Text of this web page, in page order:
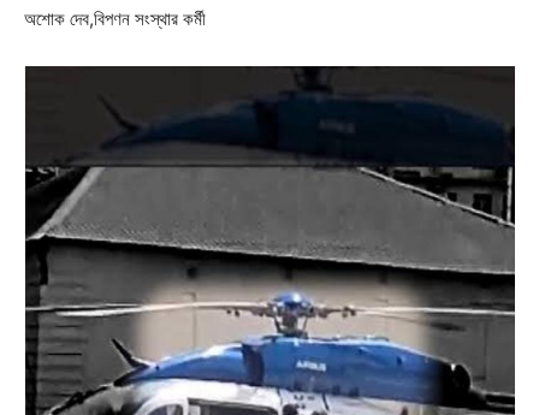
অশোক দেব,বিপণন সংস্থার কর্মী